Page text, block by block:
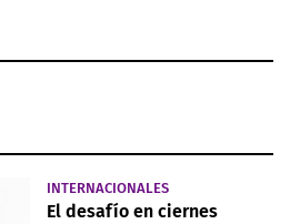
INTERNACIONALES
El desafío en ciernes